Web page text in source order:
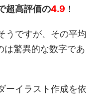
超高評価の4.9 ！
うですが、その平均
は驚異的な数字であ
ーイラスト作成を依